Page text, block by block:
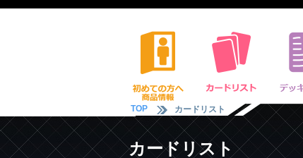
TOP カードリスト
カードリスト